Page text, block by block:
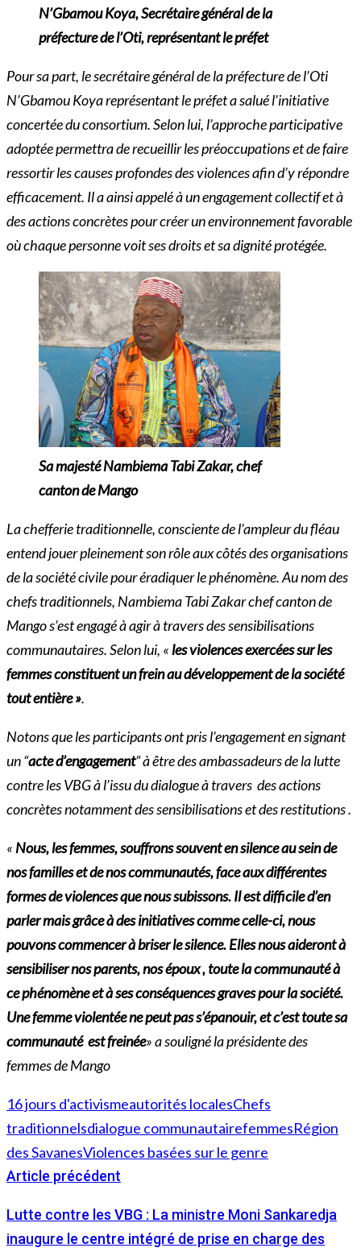
N’Gbamou Koya, Secrétairegénéral de la
préfecture de l’Oti, représentant le préfet
Pour sa part, le secrétaire général de la préfecture de l’Oti
N’Gbamou Koya représentant le préfet a salué l’initiative
concertée du consortium. Selon lui, l’approche participative
adoptée permettra de recueillir les préoccupations et de faire
ressortir les causes profondes des violences afin d’y répondre
efficacement. Il a ainsi appelé à un engagement collectif et à
des actions concrètes pour créer un environnement favorable
où chaque personne voit ses droits et sa dignité protégée.
Sa majesté Nambiema Tabi Zakar, chef
canton de Mango
La chefferie traditionnelle, consciente de l’ampleur du fléau
entend jouer pleinement son rôle aux côtés des organisations
de la société civile pour éradiquer le phénomène. Au nom des
chefs traditionnels, Nambiema Tabi Zakar chef canton de
Mango s’est engagé à agir à travers des sensibilisations
communautaires. Selon lui, « les violences exercées sur les
femmes constituent un frein au développement de la société
tout entière ».
Notons que les participants ont pris l’engagement en signant
un “acted’engagement” à être des ambassadeurs de la lutte
contre les VBG à l’issu du dialogue à travers des actions
concrètes notamment des sensibilisations et des restitutions .
« Nous, les femmes, souffrons souvent en silence au sein de
nos familles et de nos communautés, face aux différentes
formes de violences que nous subissons. Il est difficile d’en
parler mais grâce à des initiatives comme celle-ci, nous
pouvons commencer à briser le silence. Elles nous aideront à
sensibilisernos parents, nos époux , toute la communauté à
ce phénomène et à ses conséquences graves pour la société.
Une femme violentée ne peut pas s’épanouir, et c’est toute sa
communauté est freinée» a souligné la présidente des
femmes de Mango
16 jours d'activismeautorités localesChefs
traditionnelsdialogue communautairefemmesRégion
des SavanesViolences basées sur le genre
Article précédent
Lutte contre les VBG : La ministre Moni Sankaredja
inaugure le centre intégré de prise en charge des